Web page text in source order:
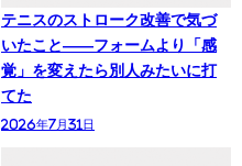
テニスのストローク改善で気づ
いたこと——フォームより「感
覚」を変えたら別人みたいに打
てた
2026年7月31日